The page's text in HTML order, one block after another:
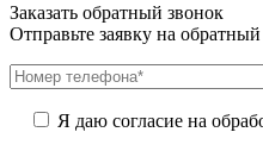
Заказать обратный звонок
Отправьте заявку на
Я даю согласие на